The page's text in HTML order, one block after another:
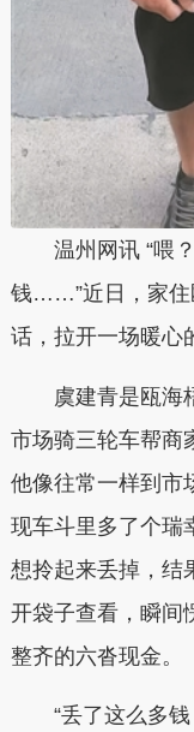
温州网讯 “喂？
钱……”近日，家住
话，拉开一场暖心
虞建青是瓯海梧
市场骑三轮车帮商
他像往常一样到市
现车斗里多了个瑞
想拎起来丢掉，结
开袋子查看，瞬
整齐的六沓现金。
“丢了这么多钱